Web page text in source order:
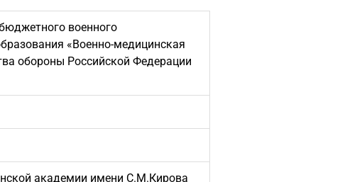
военного
«Военно-медицинская
обороны Российской Федерации
академии имени С.М.Кирова